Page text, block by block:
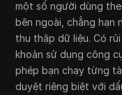
một số người dùng
bên ngoài, chẳng hạn
thu thập dữ liệu. Có
khoản sử dụng công
phép bạn chạy từng
duyệt riêng biệt với